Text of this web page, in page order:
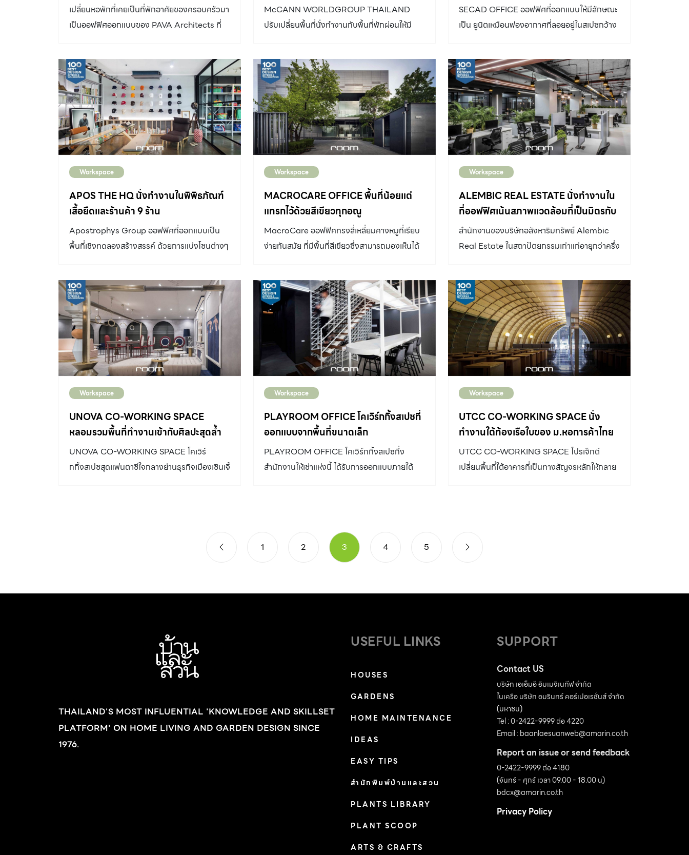
เปลี่ยนหอพักที่เคยเป็นที่พักอาศัยของครอบครัวมา
เป็นออฟฟิศออกแบบของ PAVA Architects ที่
ใช้งานดี
McCANN WORLDGROUP THAILAND
ปรับเปลี่ยนพื้นที่นั่งทำงานกับพื้นที่พักผ่อนให้มี
SECAD OFFICE ออฟฟิศที่ออกแบบให้มีลักษณะ
เป็น ยูนิตเหมือนฟองอากาศที่ลอยอยู่ในสเปซกว้าง
Workspace
APOS THE HQ นั่งทำงานในพิพิธภัณฑ์
เสื้อยืดและร้านค้า 9 ร้าน
Apostrophys Group ออฟฟิศที่ออกแบบเป็น
พื้นที่เชิงทดลองสร้างสรรค์ ด้วยการแบ่งโซนต่างๆ
Workspace
MACROCARE OFFICE พื้นที่น้อยแต่
แทรกไว้ด้วยสีเขียวทุกอณู
MacroCare ออฟฟิศทรงสี่เหลี่ยมคางหมูที่เรียบ
ง่ายทันสมัย ที่มีพื้นที่สีเขียวซึ่งสามารถมองเห็นได้
Workspace
ALEMBIC REAL ESTATE นั่งทำงานใน
ที่ออฟฟิศเน้นสภาพแวดล้อมที่เป็นมิตรกับ
พนักงาน
สำนักงานของบริษัทอสังหาริมทรัพย์ Alembic
Real Estate ในสถาปัตยกรรมเก่าแก่อายุกว่าครึ่ง
Workspace
UNOVA CO-WORKING SPACE
หลอมรวมพื้นที่ทำงานเข้ากับศิลปะสุดล้ำ
UNOVA CO-WORKING SPACE โคเวิร์
กกิ้งสเปซสุดแฟนตาซีใจกลางย่านธุรกิจเมืองเซินเจิ้
Workspace
PLAYROOM OFFICE โคเวิร์กกิ้งสเปซที่
ออกแบบจากพื้นที่ขนาดเล็ก
PLAYROOM OFFICE โคเวิร์กกิ้งสเปซกึ่ง
สำนักงานให้เช่าแห่งนี้ ได้รับการออกแบบภายใต้
Workspace
UTCC CO-WORKING SPACE นั่ง
ทำงานใต้ท้องเรือใบของ ม.หอการค้าไทย
UTCC CO-WORKING SPACE โปรเจ็กต์
เปลี่ยนพื้นที่ใต้อาคารที่เป็นทางสัญจรหลักให้กลาย
1 2 3 4 5
THAILAND'S MOST INFLUENTIAL 'KNOWLEDGE AND SKILLSET
PLATFORM' ON HOME LIVING AND GARDEN DESIGN SINCE
1976.
USEFUL LINKS
HOUSES
GARDENS
HOME MAINTENANCE
IDEAS
EASY TIPS
สำนักพิมพ์บ้านและสวน
PLANTS LIBRARY
PLANT SCOOP
ARTS & CRAFTS
SUPPORT
Contact US
บริษัท เอเอ็มอี อิมเมจิเนทีฟ จำกัด
ในเครือ บริษัท อมรินทร์ คอร์เปอเรชั่นส์ จำกัด
(มหาชน)
Tel : 0-2422-9999 ต่อ 4220
Email :baanlaesuanweb@amarin.co.th
Report an issue or send feedback
0-2422-9999 ต่อ 4180
(จันทร์ - ศุกร์ เวลา 09.00 - 18.00 น)
bdcx@amarin.co.th
Privacy Policy